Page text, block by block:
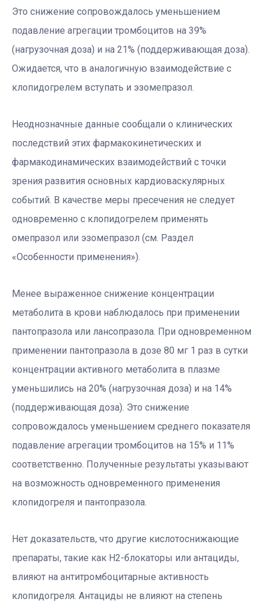
Это снижение сопровождалось уменьшением
подавление агрегации тромбоцитов на 39%
(нагрузочная доза) и на 21% (поддерживающая доза).
Ожидается, что в аналогичную взаимодействие с
клопидогрелем вступать и эзомепразол.
Неоднозначные данные сообщали о клинических
последствий этих фармакокинетических и
фармакодинамических взаимодействий с точки
зрения развития основных кардиоваскулярных
событий. В качестве меры пресечения не следует
одновременно с клопидогрелем применять
омепразол или эзомепразол (см. Раздел
«Особенности применения»).
Менее выраженное снижение концентрации
метаболита в крови наблюдалось при применении
пантопразола или лансопразола. При одновременном
применении пантопразола в дозе 80 мг 1 раз в сутки
концентрации активного метаболита в плазме
уменьшились на 20% (нагрузочная доза) и на 14%
(поддерживающая доза). Это снижение
сопровождалось уменьшением среднего показателя
подавление агрегации тромбоцитов на 15% и 11%
соответственно. Полученные результаты указывают
на возможность одновременного применения
клопидогреля и пантопразола.
Нет доказательств, что другие кислотоснижающие
препараты, такие как Н2-блокаторы или антациды,
влияют на антитромбоцитарные активность
клопидогреля. Антациды не влияют на степень